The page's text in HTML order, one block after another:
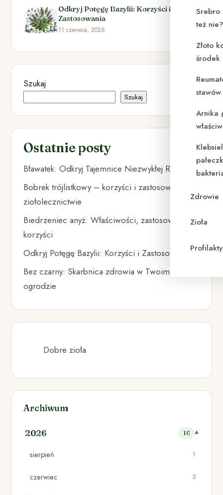
też
Złoto
środek
Arnika
Zdrowie
Zioła
Odkryj Potęgę Bazylii: Korzyści i
Zastosowania
11 czerwca, 2026
Szukaj
Szukaj
Ostatnie posty
Bławatek: Odkryj Tajemnice Niezwykłej Rośliny
Bobrek trójlistkowy – korzyści i zastosowanie w
ziołolecznictwie
Biedrzeniec anyż: Właściwości, zastosowania i
korzyści
Odkryj Potęgę Bazylii: Korzyści i Zastosowania
Bez czarny: Skarbnica zdrowia w Twoim
ogrodzie
Dobre zioła
Archiwum
2026 16
sierpień 1
czerwiec 5